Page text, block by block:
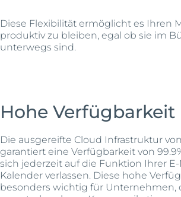
Diese Flexibilität ermöglicht es Ihren
produktiv zu bleiben, egal ob sie im
unterwegs sind.
Hohe Verfügbarkeit
Die ausgereifte Cloud Infrastruktur
garantiert eine Verfügbarkeit von
sich jederzeit auf die Funktion Ihrer
Kalender verlassen. Diese hohe
besonders wichtig für Unternehmen,